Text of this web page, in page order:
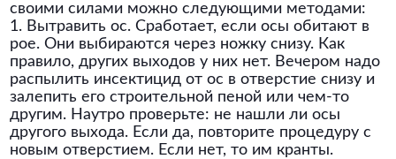
своими силами можно следующими методами:
1. Вытравить ос. Сработает, если осы обитают в
рое. Они выбираются через ножку снизу. Как
правило, других выходов у них нет. Вечером надо
распылить инсектицид от ос в отверстие снизу и
залепить его строительной пеной или чем-то
другим. Наутро проверьте: не нашли ли осы
другого выхода. Если да, повторите процедуру с
новым отверстием. Если нет, то им кранты.